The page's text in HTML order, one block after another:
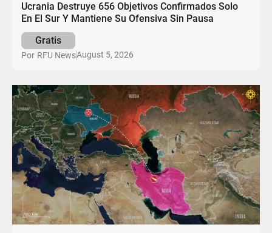
Ucrania Destruye 656 Objetivos Confirmados Solo
En El Sur Y Mantiene Su Ofensiva Sin Pausa
Gratis
Por RFU NewsAugust 5, 2026